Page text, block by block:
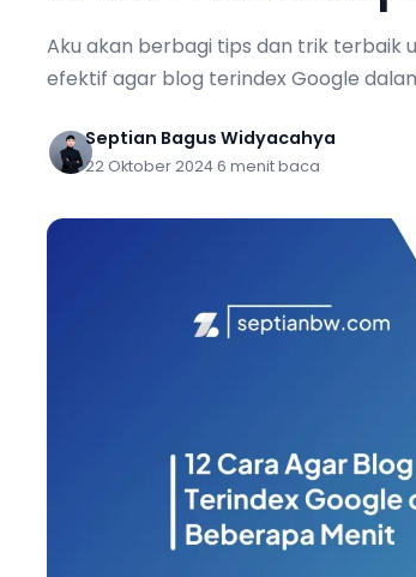
Aku akan berbagi tips dan trik terbaik
efektif agar blog terindex Google
Septian Bagus Widyacahya
22 Oktober 20246 menit baca